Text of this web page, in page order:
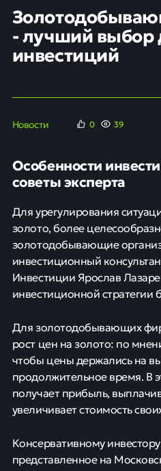
- лучший выбор
инвестиций
Новости 0 39
Особенности
советы эксперта
Для урегулирования
золото, более
золотодобывающие
инвестиционный
Инвестиции Ярослав
инвестиционной стратегии
Для золотодобывающих
рост цен на золото: по
чтобы цены держались на
продолжительное время. В
получает прибыль,
увеличивает стоимость
Консервативному
представленное на